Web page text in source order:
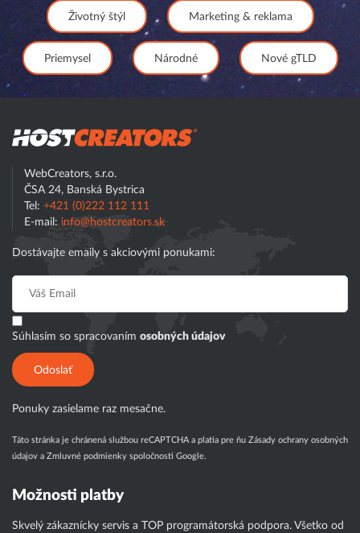
Životný štýl Marketing & reklama
Priemysel Národné Nové gTLD
WebCreators, s.r.o.
ČSA 24, Banská Bystrica
Tel: +421 (0)222 112 111
E-mail: info@hostcreators.sk
Dostávajte emaily s akciovými ponukami:
Súhlasím so spracovaním osobných údajov
Odoslať
Ponuky zasielame raz mesačne.
Táto stránka je chránená službou reCAPTCHA a platia pre ňu Zásady ochrany osobných
údajov a Zmluvné podmienky spoločnosti Google.
Možnosti platby
Skvelý zákaznícky servis a TOP programátorská podpora. Všetko od